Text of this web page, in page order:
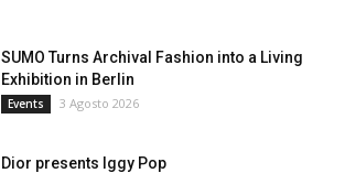
SUMO Turns Archival Fashion into a Living
Exhibition in Berlin
Events 3 Agosto 2026
Dior presents Iggy Pop